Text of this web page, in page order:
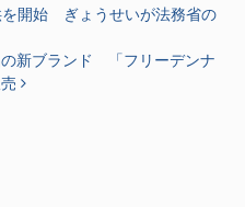
を開始 ぎょうせいが法務省の
新ブランド 「フリーデンナ